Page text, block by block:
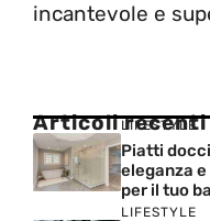
incantevole e
Articoli recenti
LIFESTYLE
Piatti
eleganza
per il tuo
LIFESTYLE